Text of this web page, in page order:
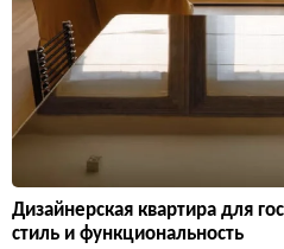
Дизайнерская квартира для
стиль и функциональность